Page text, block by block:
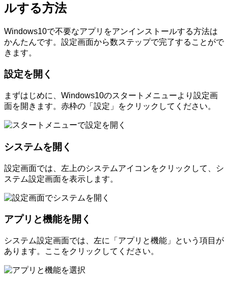
ルする方法
Windows10で不要なアプリをアンインストールする方法は
かんたんです。設定画面から数ステップで完了することがで
きます。
設定を開く
まずはじめに、Windows10のスタートメニューより設定画
面を開きます。赤枠の「設定」をクリックしてください。
システムを開く
設定画面では、左上のシステムアイコンをクリックして、シ
ステム設定画面を表示します。
アプリと機能を開く
システム設定画面では、左に「アプリと機能」という項目が
あります。ここをクリックしてください。